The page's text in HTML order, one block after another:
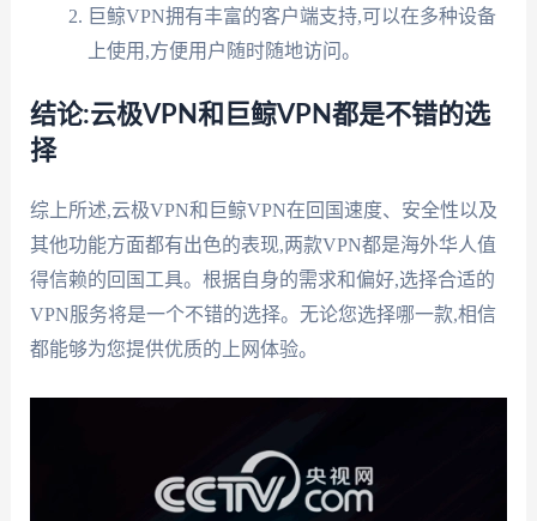
巨鲸VPN拥有丰富的客户端支持,可以在多种设备
上使用,方便用户随时随地访问。
结论:云极VPN和巨鲸VPN都是不错的选
择
综上所述,云极VPN和巨鲸VPN在回国速度、安全性以及
其他功能方面都有出色的表现,两款VPN都是海外华人值
得信赖的回国工具。根据自身的需求和偏好,选择合适的
VPN服务将是一个不错的选择。无论您选择哪一款,相信
都能够为您提供优质的上网体验。